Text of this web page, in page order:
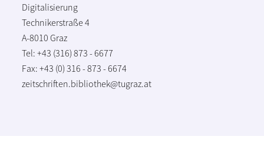
Digitalisierung
Technikerstraße 4
A-8010 Graz
Tel: +43 (316) 873 - 6677
Fax: +43 (0) 316 - 873 - 6674
zeitschriften.bibliothek@tugraz.at